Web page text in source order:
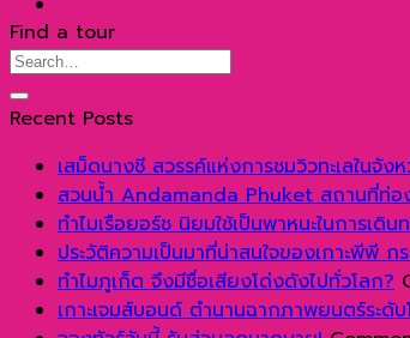
Find a tour
Recent Posts
เสม็ดนางชี สวรรค์แห่งการชมวิวทะเลในจัง
สวนน้ำ Andamanda Phuket สถานที่ท่
ทำไมเรือยอร์ช นิยมใช้เป็นพาหนะในการเดิน
ประวัติความเป็นมาที่น่าสนใจของเกาะพีพี กร
ทำไมภูเก็ต จึงมีชื่อเสียงโด่งดังไปทั่วโลก?
เกาะเจมส์บอนด์ ตำนานฉากภาพยนตร์ระดั